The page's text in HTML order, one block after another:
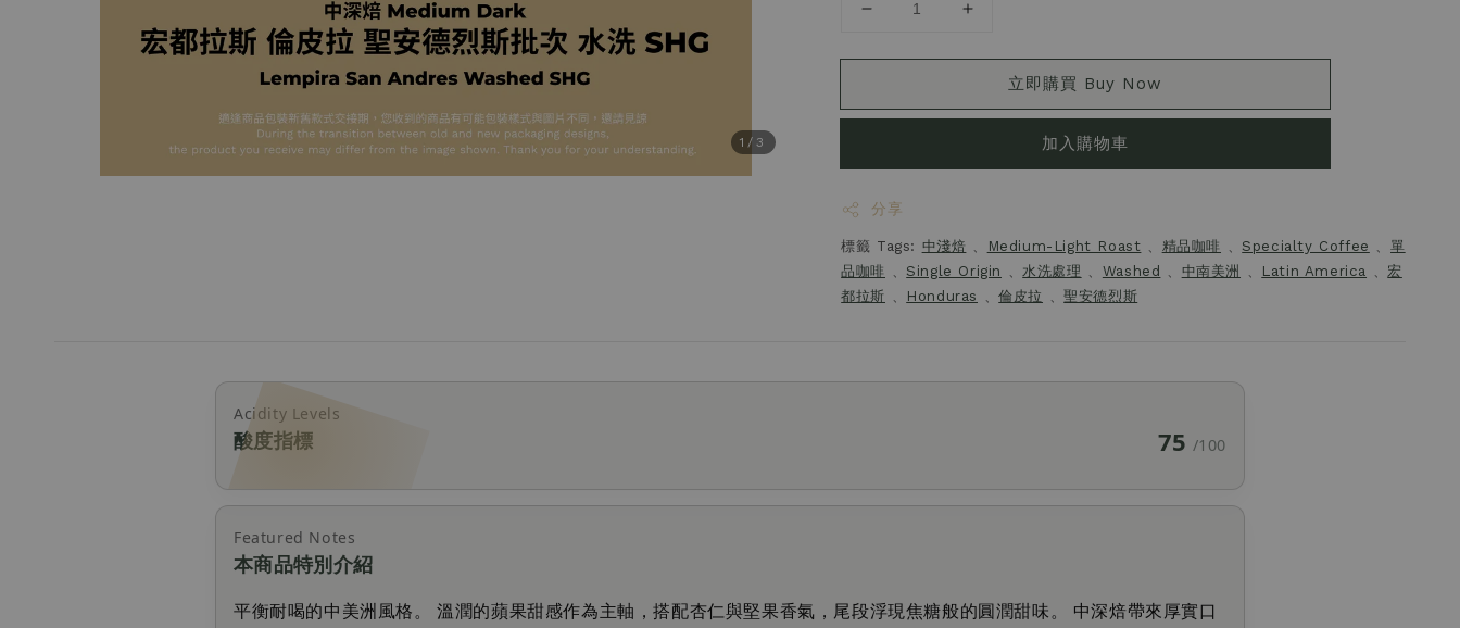
1/3
立即購買 Buy Now
加入購物車
分享
標籤 Tags: 中淺焙 、 Medium-Light Roast 、 精品咖啡 、 Specialty Coffee 、單
品咖啡
、 Single Origin 、水洗處理 、 Washed 、 中南美洲 、 Latin America 、 宏
都拉斯 、 Honduras 、倫皮拉 、聖安德烈斯
Acidity Levels
酸度指標 75 /100
Featured Notes
本商品特別介紹
平衡耐喝的中美洲風格。 溫潤的蘋果甜感作為主軸，搭配杏仁與堅果香氣，尾段浮現焦糖般的圓潤甜味。 中深焙帶來厚實口